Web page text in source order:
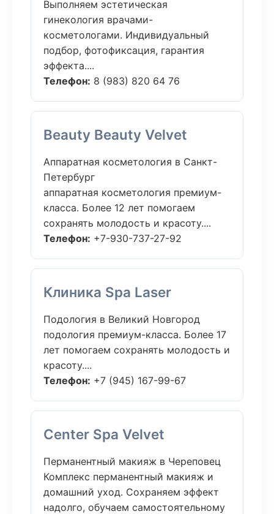
Выполняем эстетическая
гинекология врачами-
косметологами. Индивидуальный
подбор, фотофиксация, гарантия
эффекта....
Телефон: 8 (983) 820 64 76
Beauty Beauty Velvet
Аппаратная косметология в Санкт-
Петербург
аппаратная косметология премиум-
класса. Более 12 лет помогаем
сохранять молодость и красоту....
Телефон: +7-930-737-27-92
Клиника Spa Laser
Подология в Великий Новгород
подология премиум-класса. Более 17
лет помогаем сохранять молодость и
красоту....
Телефон: +7 (945) 167-99-67
Center Spa Velvet
Перманентный макияж в Череповец
Комплекс перманентный макияж и
домашний уход. Сохраняем эффект
надолго, обучаем самостоятельному